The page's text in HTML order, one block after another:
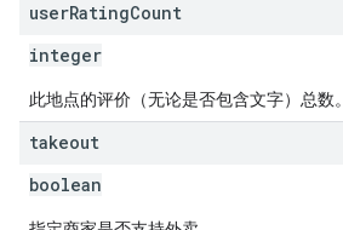
userRatingCount
integer
此地点的评价（无论是否包含文字）总数。
takeout
boolean